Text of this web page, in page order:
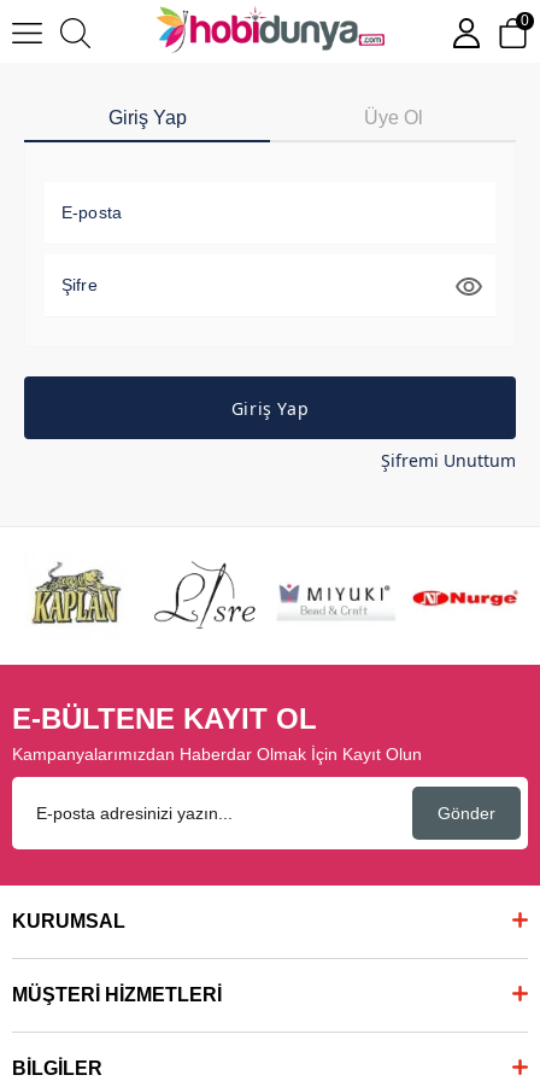
0
Giriş Yap Üye Ol
E-posta
Şifre
Giriş Yap
Şifremi Unuttum
E-BÜLTENE KAYIT OL
Kampanyalarımızdan Haberdar Olmak İçin Kayıt Olun
Gönder
KURUMSAL
MÜŞTERİ HİZMETLERİ
BİLGİLER